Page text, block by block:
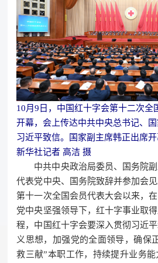
10月9日，中国红十字会第十二次全
开幕，会上传达中共中央总书记、
习近平致信。国家副主席韩正出席开
新华社记者 高洁 摄
中共中央政治局委员、国务院
代表党中央、国务院致辞并参加会
第十一次全国会员代表大会以来，
党中央坚强领导下，红十字事业取
程，中国红十字会要深入贯彻习近
义思想，加强党的全面领导，确保
救三献”本职工作，持续提升业务